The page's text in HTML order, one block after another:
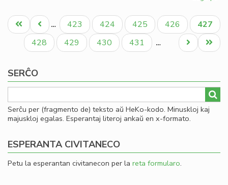
-
Pagination
Unua
paĝo
Antaŭa
paĝo
… Paĝo
423 Paĝo
424 Paĝo
425 Paĝo
426
Aktuala
paĝo
427
Paĝo
428 Paĝo
429 Paĝo
430 Paĝo
431 …
Last
page
Next
page
SERĈO
Serĉu per (fragmento de) teksto aŭ HeKo-kodo. Minuskloj kaj
majuskloj egalas. Esperantaj literoj ankaŭ en x-formato.
ESPERANTA CIVITANECO
Petu la esperantan civitanecon per la reta formularo.